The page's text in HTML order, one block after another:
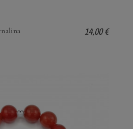
14,00 €